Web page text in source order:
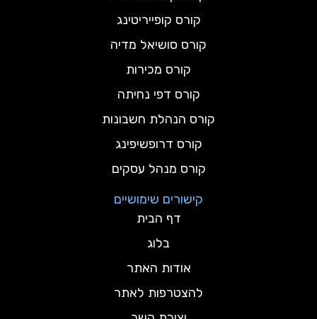
קורס קופייריטינג
קורס סושיאל מדיה
קורס מכירות
קורס דפי נחיתה
קורס הנהלת חשבונות
קורס דרופשיפינג
קורס מנהל עסקים
קישורים שימושיים
דף הבית
בלוג
אודות האתר
להצטרפות לאתר